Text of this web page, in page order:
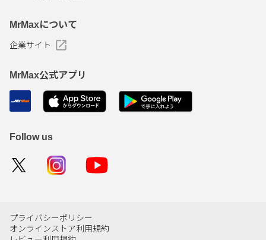
MrMaxについて
企業サイト
MrMax公式アプリ
Follow us
プライバシーポリシー
オンラインストア利用規約